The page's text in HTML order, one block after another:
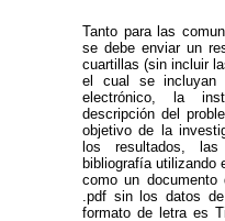
Tanto para las
se debe enviar un
cuartillas (sin incluir
el cual se incluyan
electrónico, la
descripción del
objetivo de la
los resultados,
bibliografía utilizando
como un
.pdf sin los datos
formato de letra es